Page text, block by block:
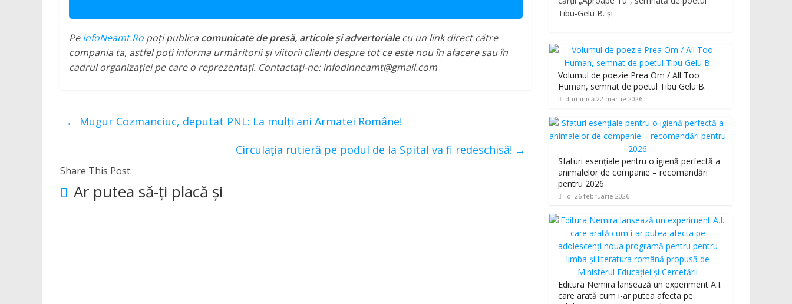
PeInfoNeamt.Ro poți publica comunicate de presă, articole și advertorialecu un link direct către
compania ta, astfel poți informa urmăritorii și viitorii clienți despre tot ce este nou în afacere sau în
cadrul organizației pe care o reprezentați. Contactați-ne: infodinneamt@gmail.com
← Mugur Cozmanciuc, deputat PNL: La mulți ani Armatei Române!
Circulația rutieră pe podul de la Spital va fi redeschisă! →
Share This Post:
Ar putea să-ți placă și
Tibu-Gelu B. și
Volumul de poezie Prea Om / All Too
Human, semnat de poetul Tibu Gelu B.
duminică 22 martie 2026
Sfaturi esențiale pentru o igienă perfectă a
animalelor de companie – recomandări
pentru 2026
joi 26 februarie 2026
Editura Nemira lansează un experiment A.I.
care arată cum i-ar putea afecta pe